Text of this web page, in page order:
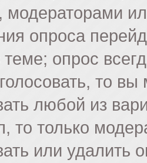
модераторами
опроса
опрос
то
любой из
то только
или удалить